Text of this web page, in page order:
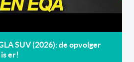
SUV (2026): de opvolger
er!